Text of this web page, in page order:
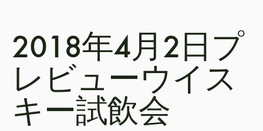
2018年4月2日プ
レビューウイス
キー試飲会